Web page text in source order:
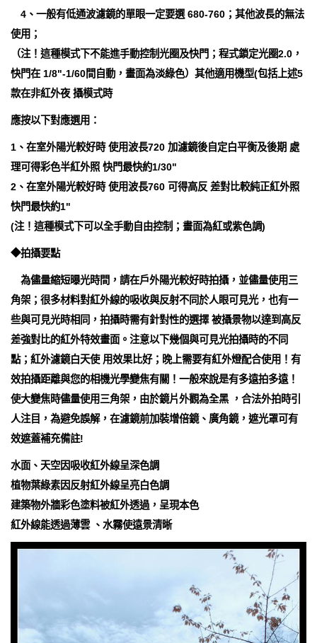
4、一般有低通波濾鏡的單眼一定要選 680-760；其他波長的無法
使用；
（注！這種模式下不能進手動控制光圈及快門；程式鎖定光圈2.0，
快門在 1/8"-1/60間自動，畫面為淡綠色）其他適用機型(包括上述5
款在非紅外夜 攝模式時
應按以下對應選用：
1、在室外陽光較好時 使用波長720 加濾鏡後自定白平衡及後期 處
理可得彩色半紅外照 快門最快約1/30"
2、在室外陽光較好時 使用波長760 可得高反 差對比較純正紅外照
快門最快約1"
(注！這種模式下可以全手動自由控制；畫面為紅或紫色調)
◆拍攝要點
為儘量縮短曝光時間，請在戶外陽光較好時拍攝，並儘量使用三
角架；很多材料對紅外線的吸收與反射不同於人眼可見光，也有一
些與可見光時相同，拍攝時需有針對性的選擇 被攝景物以達到高反
差強對比的紅外特效畫面。注意以下幾個與可見光拍攝時的不同
點；紅外濾鏡白天使 用效果比好；晚上需要有紅外燈配合使用！有
效拍攝距離與您的相機光學變焦有關！一般來說是有多遠拍多遠！
使大變焦時儘量使用三角架，由於鏡片外觀為全黑 ，合法外拍時引
人注目，為避免誤解，在濾鏡前加裝增倍鏡、廣角鏡，遮光罩可有
效遮蓋補充備註!
水面、天空因吸收紅外線呈深色調
植物葉綠素因反射紅外線呈亮白色調
建築物外牆彩色塗料被紅外透過，呈現本色
紅外線能透過薄雲 、水霧使遠景清晰